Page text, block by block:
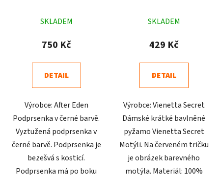
hodnocení
produktu
4,9
z
hvězdiček.
SKLADEM
750 Kč
DETAIL
Výrobce: After Eden
Podprsenka v černé barvě.
Vyztužená podprsenka v
černé barvě. Podprsenka je
bezešvá s kosticí.
Podprsenka má po boku
hodnocení
produktu
5,0
z
hvězdiček.
SKLADEM
429 Kč
DETAIL
Výrobce: Vienetta Secret
Dámské krátké bavlněné
pyžamo Vienetta Secret
Motýli. Na červeném tričku
je obrázek barevného
motýla. Materiál: 100%